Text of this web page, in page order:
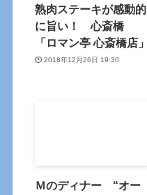
熟肉ステーキが感動的
に旨い！ 心斎橋
「ロマン亭 心斎橋店」
2018年12月26日 19:30
Ｍのディナー “オー